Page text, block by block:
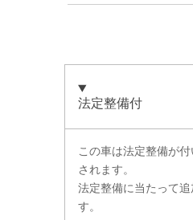
法定整備付
この車は法定整備が
されます。
法定整備に当たって
す。